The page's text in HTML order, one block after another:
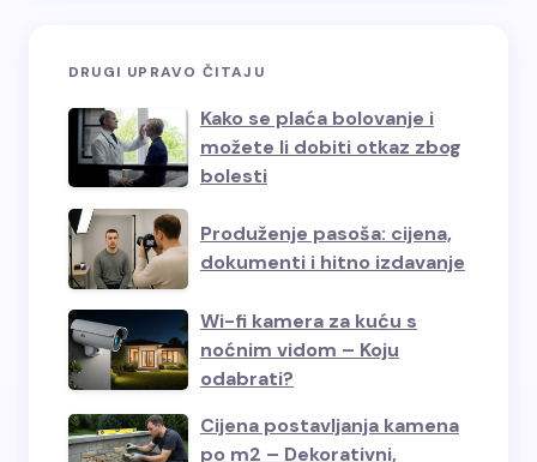
DRUGI UPRAVO ČITAJU
Kako se plaća bolovanje i
možete li dobiti otkaz zbog
bolesti
Produženje pasoša: cijena,
dokumenti i hitno izdavanje
Wi-fi kamera za kuću s
noćnim vidom – Koju
odabrati?
Cijena postavljanja kamena
po m2 – Dekorativni,